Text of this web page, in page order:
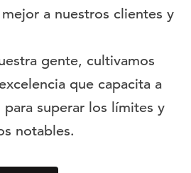
a nuestros clientes y
gente, cultivamos
que capacita a
superar los límites y
notables.